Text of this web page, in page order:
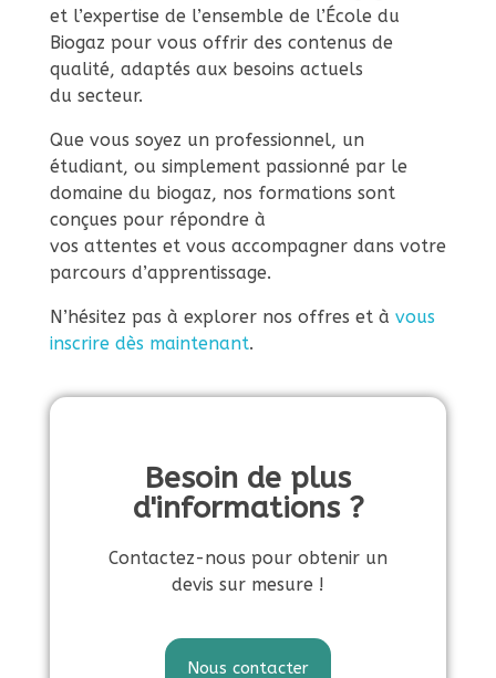
x
m
o
d
u
et l’expertise de l’ensemble de l’École du
Biogaz pour vous offrir des contenus de
qualité, adaptés aux besoins actuels
du secteur.
Que vous soyez un professionnel, un
étudiant, ou simplement passionné par le
domaine du biogaz, nos formations sont
conçues pour répondre à
vos attentes et vous accompagner dans votre
parcours d’apprentissage.
N’hésitez pas à explorer nos offres et à vous
inscrire dès maintenant.
Besoin de plus
d'informations ?
Contactez-nous pour obtenir un
devis sur mesure !
Nous contacter